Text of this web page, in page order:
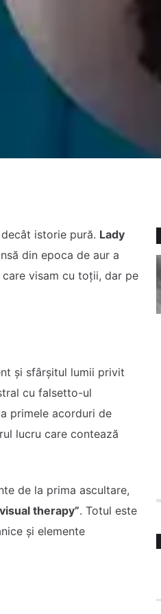
istorie pură. Lady
din epoca de aur a
visam cu toții, dar pe
și sfârșitul lumii privit
cu falsetto-ul
primele acorduri de
lucru care contează
de la prima ascultare,
therapy”. Totul este
și elemente